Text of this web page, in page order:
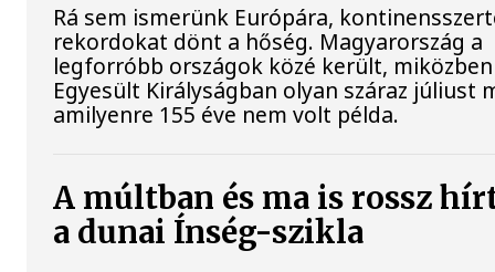
Rá sem ismerünk Európára,
rekordokat dönt a hőség. Magyarország a
legforróbb országok közé került,
Egyesült Királyságban olyan száraz júliust
amilyenre 155 éve nem volt példa.
A múltban és ma is rossz
a dunai Ínség-szikla